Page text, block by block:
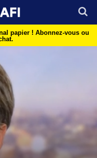
papier ! Abonnez-vous ou